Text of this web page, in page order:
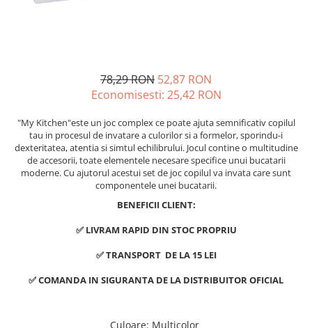
78,29 RON 52,87 RON
Economisesti: 25,42 RON
"My Kitchen"este un joc complex ce poate ajuta semnificativ copilul
tau in procesul de invatare a culorilor si a formelor, sporindu-i
dexteritatea, atentia si simtul echilibrului. Jocul contine o multitudine
de accesorii, toate elementele necesare specifice unui bucatarii
moderne. Cu ajutorul acestui set de joc copilul va invata care sunt
componentele unei bucatarii.
BENEFICII CLIENT:
✅ LIVRAM RAPID DIN STOC PROPRIU
✅ TRANSPORT DE LA 15 LEI
✅ COMANDA IN SIGURANTA DE LA DISTRIBUITOR OFICIAL
Culoare: Multicolor